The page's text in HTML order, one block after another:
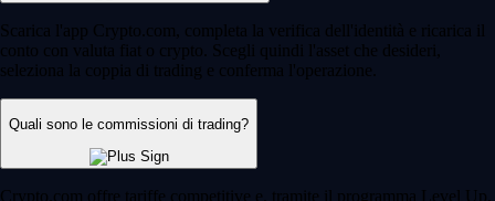
Scarica l'app Crypto.com, completa la verifica dell'identità e ricarica il
conto con valuta fiat o crypto. Scegli quindi l'asset che desideri,
seleziona la coppia di trading e conferma l'operazione.
Quali sono le commissioni di trading?
Crypto.com offre tariffe competitive e, tramite il programma Level Up,